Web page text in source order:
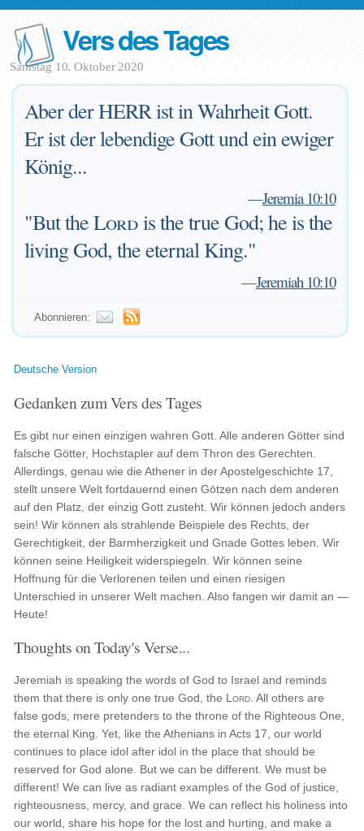
Vers des Tages
Samstag 10. Oktober 2020
Aber der HERR ist in Wahrheit Gott.
Er ist der lebendige Gott und ein ewiger
König...
—Jeremia 10:10
"But theLordis the true God; he is the
living God, the eternal King."
—Jeremiah 10:10
Abonnieren:
Deutsche Version
Gedanken zum Vers des Tages
Es gibt nur einen einzigen wahren Gott. Alle anderen Götter sind
falsche Götter, Hochstapler auf dem Thron des Gerechten.
Allerdings, genau wie die Athener in der Apostelgeschichte 17,
stellt unsere Welt fortdauernd einen Götzen nach dem anderen
auf den Platz, der einzig Gott zusteht. Wir können jedoch anders
sein! Wir können als strahlende Beispiele des Rechts, der
Gerechtigkeit, der Barmherzigkeit und Gnade Gottes leben. Wir
können seine Heiligkeit widerspiegeln. Wir können seine
Hoffnung für die Verlorenen teilen und einen riesigen
Unterschied in unserer Welt machen. Also fangen wir damit an —
Heute!
Thoughts on Today's Verse...
Jeremiah is speaking the words of God to Israel and reminds
them that there is only one true God, the Lord . All others are
false gods, mere pretenders to the throne of the Righteous One,
the eternal King. Yet, like the Athenians in Acts 17, our world
continues to place idol after idol in the place that should be
reserved for God alone. But we can be different. We must be
different! We can live as radiant examples of the God of justice,
righteousness, mercy, and grace. We can reflect his holiness into
our world, share his hope for the lost and hurting, and make a